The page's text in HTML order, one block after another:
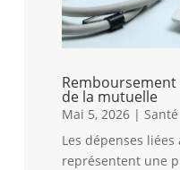
de la mutuelle
Mai 5, 2026| Santé
Les dépenses
représentent une